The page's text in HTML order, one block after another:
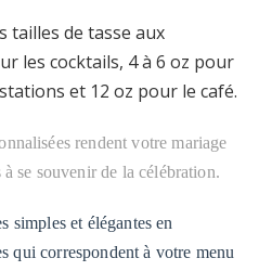
tailles de tasse aux
les cocktails, 4 à 6 oz pour
et 12 oz pour le café.
rendent votre mariage
se souvenir de la célébration.
simples et élégantes en
qui correspondent à votre menu